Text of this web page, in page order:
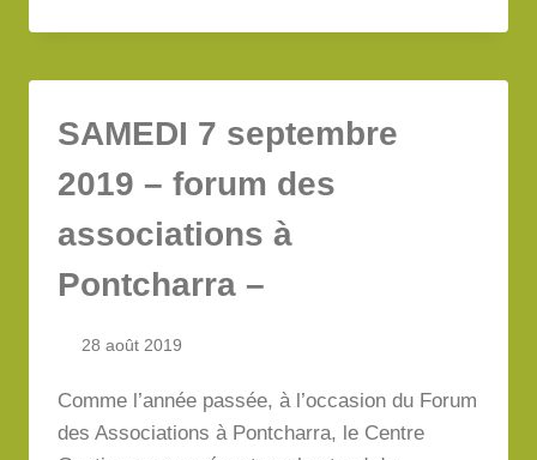
SEPTEMBRE
–
OUVERTES
CENTRE
–
SAMEDI 7 septembre
2019 – forum des
associations à
Pontcharra –
28 août 2019
Comme l’année passée, à l’occasion du Forum
des Associations à Pontcharra, le Centre